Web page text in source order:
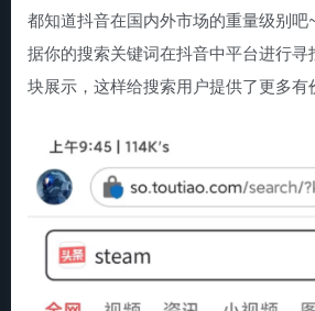
都知道抖音在国内外市场的重量级别吧
据你的搜索关键词在抖音中平台进行寻
块展示，这样给搜索用户提供了更多有